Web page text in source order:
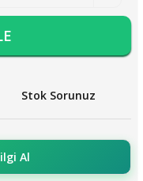
Stok Sorunuz
Al